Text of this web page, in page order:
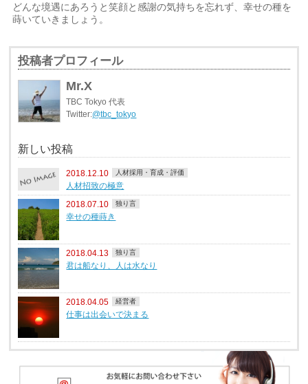
どんな境遇にあろうと笑顔と感謝の気持ちを忘れず、幸せの種を
蒔いていきましょう。
投稿者プロフィール
Mr.X
TBC Tokyo 代表
Twitter:@tbc_tokyo
新しい投稿
2018.12.10 人材採用・育成・評価
人材招致の極意
2018.07.10 独り言
幸せの種蒔き
2018.04.13 独り言
君は船なり、人は水なり
2018.04.05 経営者
仕事は出会いで決まる